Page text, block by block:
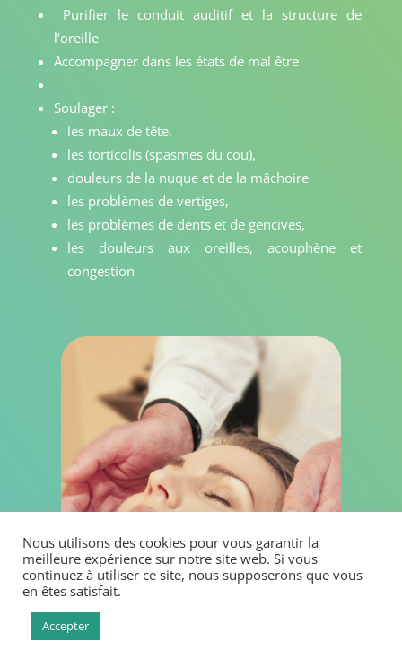
Purifier le conduit auditif et la structure de
l’oreille
Accompagner dans les états de mal être
Soulager :
les maux de tête,
les torticolis (spasmes du cou),
douleurs de la nuque et de la mâchoire
les problèmes de vertiges,
les problèmes de dents et de gencives,
les douleurs aux oreilles, acouphène et
congestion
Nous utilisons des cookies pour vous garantir la
meilleure expérience sur notre site web. Si vous
continuez à utiliser ce site, nous supposerons que vous
en êtes satisfait.
Accepter